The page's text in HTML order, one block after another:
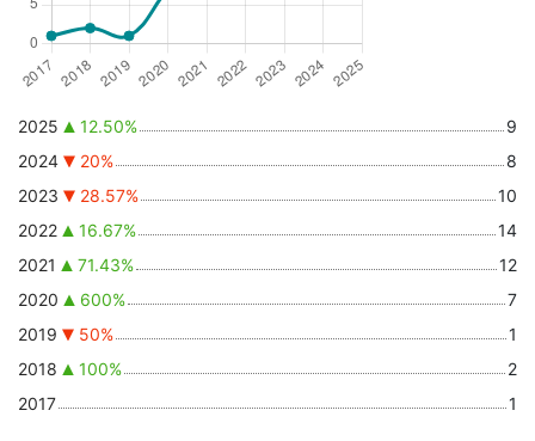
2025 12.50%
9
2024
20%
8
2023
28.57%
10
2022
16.67%
14
2021
71.43%
12
2020
600%
7
2019
50%
1
2018
100%
2
2017
1